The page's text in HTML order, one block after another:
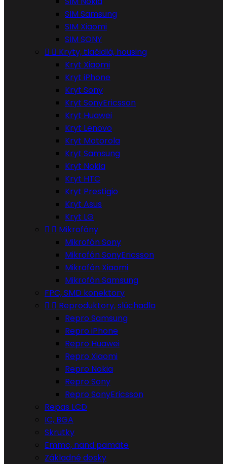
SIM Samsung
SIM Xiaomi
SIM SONY
  Kryty, tlačidlá, housing
Kryt Xiaomi
Kryt iPhone
Kryt Sony
Kryt SonyEricsson
Kryt Huawei
Kryt Lenovo
Kryt Motorola
Kryt Samsung
Kryt Nokia
Kryt HTC
Kryt Prestigio
Kryt Asus
Kryt LG
  Mikrofóny
Mikrofón Sony
Mikrofón SonyEricsson
Mikrofón Xiaomi
Mikrofón Samsung
FPC, SMD konektory
  Reproduktory, slúchadla
Repro Samsung
Repro iPhone
Repro Huawei
Repro Xiaomi
Repro Nokia
Repro Sony
Repro SonyEricsson
Repas LCD
IC, BGA
Skrutky
Emmc, nand pamäte
Základné dosky